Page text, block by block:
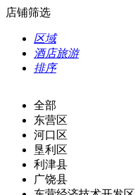
店铺筛选
区域
酒店旅游
排序
全部
东营区
河口区
垦利区
利津县
广饶县